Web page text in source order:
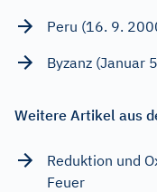
Peru (16. 9.
Byzanz (Januar
Weitere Artikel aus
Reduktion und
Feuer